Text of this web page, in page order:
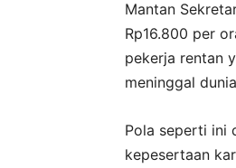
Mantan
Rp16.800 per
pekerja rentan
meninggal
Pola seperti ini
kepesertaan